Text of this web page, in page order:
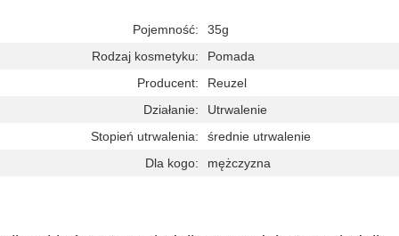
Pojemność:
35g
Rodzaj kosmetyku:
Pomada
Producent:
Reuzel
Działanie:
Utrwalenie
Stopień utrwalenia:
średnie utrwalenie
Dla kogo:
mężczyzna